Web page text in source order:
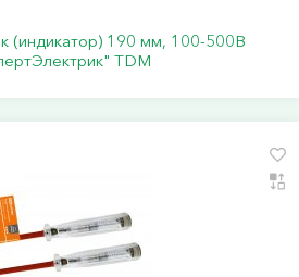
(индикатор) 190 мм, 100-500В
TDM